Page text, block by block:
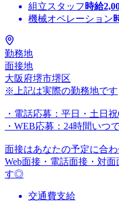
組立スタッフ 時給
機械オペレーション
勤務地
面接地
大阪府堺市堺区
※上記は実際の勤務地です
・電話応募：平日・土日祝
・WEB応募：24時間いつ
面接はあなたの予定に合わ
Web面接・電話面接・対
す◎
交通費支給